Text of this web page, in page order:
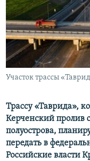
ПОБЕДИТЕЛЕЙ НЕ СУДЯТ?
КРЫМ.НЕПОКОРЕННЫЙ
ELIFBE
УКРАИНСКАЯ ПРОБЛЕМА
ПРИСОЕДИНЯЙТЕСЬ!
Все сайты RFE/RL
Участок трассы
Трассу «Таврида»,
Керченский пролив
полуострова,
передать в
Российские власти